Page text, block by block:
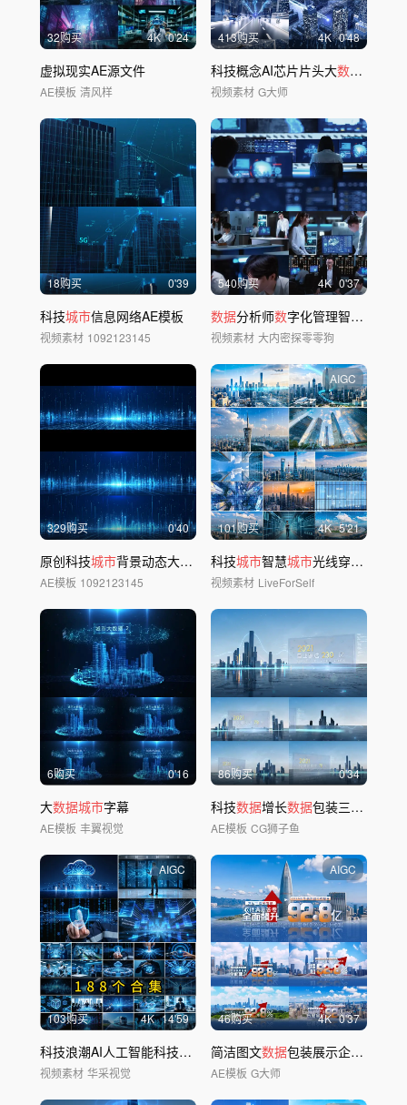
32购买 4K 0'24
虚拟现实AE源文件
AE模板 清风样
413购买 4K 0'48
科技概念AI芯片片头大数据
视频素材 G大师
18购买 0'39
科技城市信息网络AE模板
视频素材 1092123145
540购买 4K 0'37
数据分析师数字化管理智能办公
视频素材 大内密探零零狗
329购买 0'40
原创科技城市背景动态大屏AE模板
AE模板 1092123145
AIGC
101购买 4K 5'21
科技城市智慧城市光线穿梭5G
视频素材 LiveForSelf
6购买 0'16
大数据城市字幕
AE模板 丰翼视觉
86购买 0'34
科技数据增长数据包装三维
AE模板 CG狮子鱼
AIGC
103购买 4K 14'59
科技浪潮AI人工智能科技素材创新未来 城市
视频素材 华采视觉
AIGC
46购买 4K 0'37
简洁图文数据包装展示企业文字字幕年终
AE模板 G大师